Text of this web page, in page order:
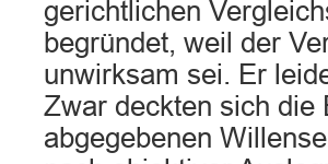
gerichtlichen
begründet, weil der
unwirksam sei. Er
Zwar deckten sich die
abgegebenen